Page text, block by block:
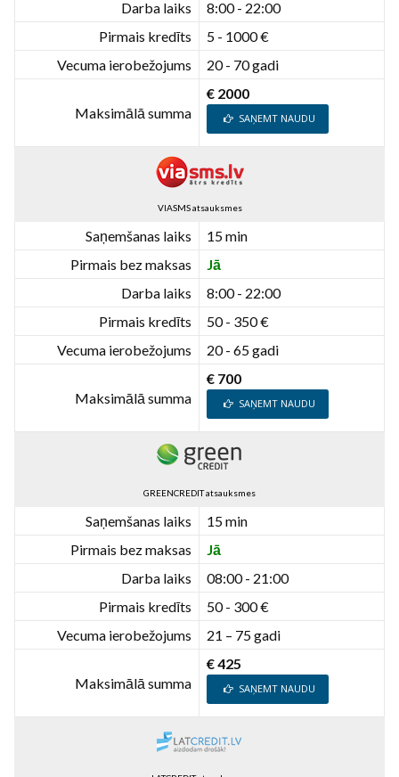
Darba laiks
8:00 - 22:00
Pirmais kredīts
5 - 1000 €
Vecuma ierobežojums
20 - 70 gadi
Maksimālā summa
€ 2000
SAŅEMT NAUDU
VIASMS atsauksmes
Saņemšanas laiks
15 min
Pirmais bez maksas
Jā
Darba laiks
8:00 - 22:00
Pirmais kredīts
50 - 350 €
Vecuma ierobežojums
20 - 65 gadi
Maksimālā summa
€ 700
SAŅEMT NAUDU
GREENCREDIT atsauksmes
Saņemšanas laiks
15 min
Pirmais bez maksas
Jā
Darba laiks
08:00 - 21:00
Pirmais kredīts
50 - 300 €
Vecuma ierobežojums
21 – 75 gadi
Maksimālā summa
€ 425
SAŅEMT NAUDU